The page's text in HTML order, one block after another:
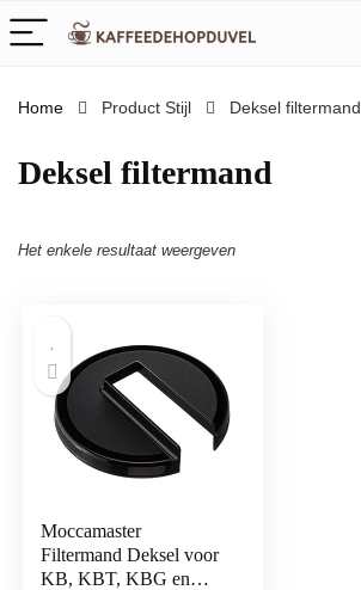
Home Product Stijl ‎Deksel filtermand
‎Deksel filtermand
Het enkele resultaat weergeven
Moccamaster
Filtermand Deksel voor
KB, KBT, KBG en